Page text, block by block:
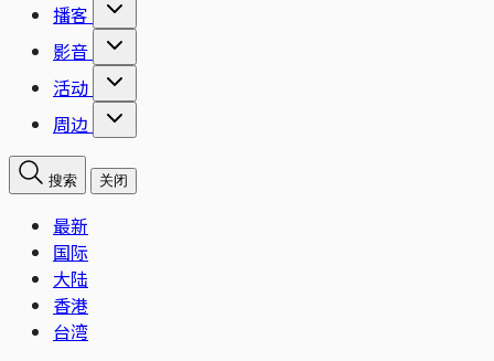
播客
影音
活动
周边
搜索 关闭
最新
国际
大陆
香港
台湾